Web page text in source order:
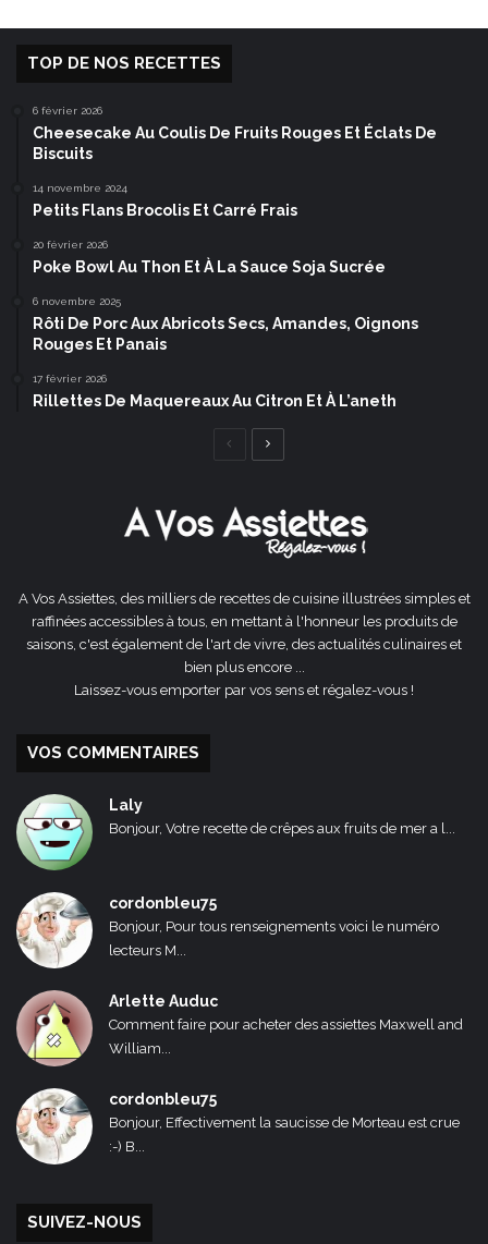
TOP DE NOS RECETTES
6 février 2026
Cheesecake Au Coulis De Fruits Rouges Et Éclats De
Biscuits
14 novembre 2024
Petits Flans Brocolis Et Carré Frais
20 février 2026
Poke Bowl Au Thon Et À La Sauce Soja Sucrée
6 novembre 2025
Rôti De Porc Aux Abricots Secs, Amandes, Oignons
Rouges Et Panais
17 février 2026
Rillettes De Maquereaux Au Citron Et À L’aneth
Page
A Vos Assiettes, des milliers de recettes de cuisine illustrées simples et
raffinées accessibles à tous, en mettant à l'honneur les produits de
saisons, c'est également de l'art de vivre, des actualités culinaires et
bien plus encore ...
Laissez-vous emporter par vos sens et régalez-vous !
VOS COMMENTAIRES
Laly
Bonjour, Votre recette de crêpes aux fruits de mer a l...
cordonbleu75
Bonjour, Pour tous renseignements voici le numéro
lecteurs M...
Arlette Auduc
Comment faire pour acheter des assiettes Maxwell and
William...
cordonbleu75
Bonjour, Effectivement la saucisse de Morteau est crue
:-) B...
SUIVEZ-NOUS